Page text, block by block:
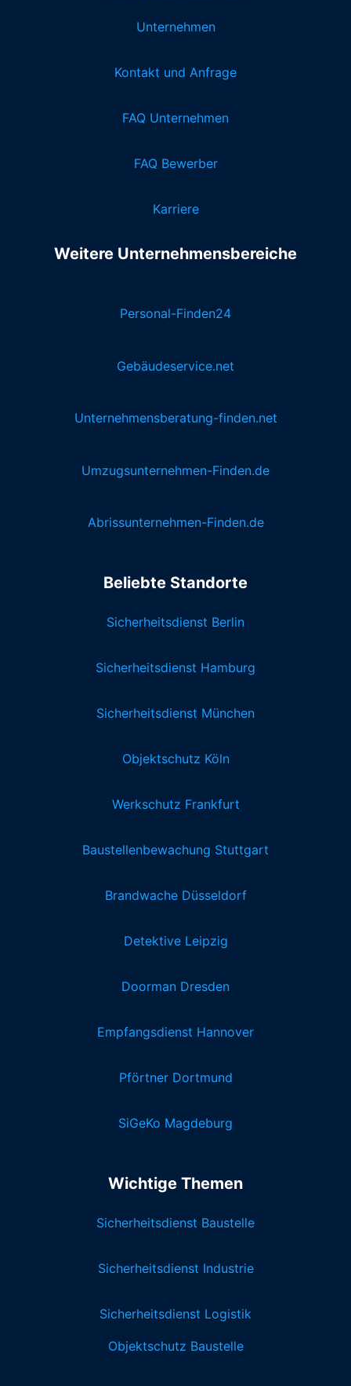
Unternehmen
Kontakt und Anfrage
FAQ Unternehmen
FAQ Bewerber
Karriere
Weitere Unternehmensbereiche
Personal-Finden24
Gebäudeservice.net
Unternehmensberatung-finden.net
Umzugsunternehmen-Finden.de
Abrissunternehmen-Finden.de
Beliebte Standorte
Sicherheitsdienst Berlin
Sicherheitsdienst Hamburg
Sicherheitsdienst München
Objektschutz Köln
Werkschutz Frankfurt
Baustellenbewachung Stuttgart
Brandwache Düsseldorf
Detektive Leipzig
Doorman Dresden
Empfangsdienst Hannover
Pförtner Dortmund
SiGeKo Magdeburg
Wichtige Themen
Sicherheitsdienst Baustelle
Sicherheitsdienst Industrie
Sicherheitsdienst Logistik
Objektschutz Baustelle